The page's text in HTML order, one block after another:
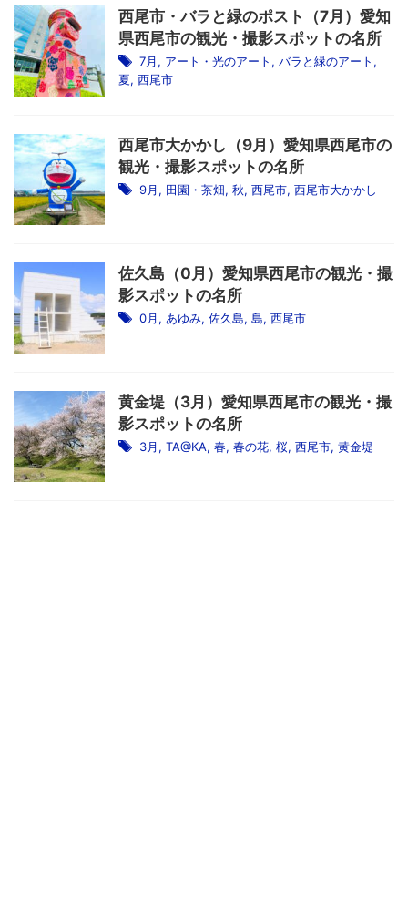
西尾市・バラと緑のポスト（7月）愛知
県西尾市の観光・撮影スポットの名所
7月, アート・光のアート , バラと緑のアート ,
夏, 西尾市
西尾市大かかし（9月）愛知県西尾市の
観光・撮影スポットの名所
9月, 田園・茶畑, 秋, 西尾市, 西尾市大かかし
佐久島（0月）愛知県西尾市の観光・撮
影スポットの名所
0月, あゆみ, 佐久島, 島, 西尾市
黄金堤（3月）愛知県西尾市の観光・撮
影スポットの名所
3月, TA@KA, 春, 春の花, 桜, 西尾市, 黄金堤